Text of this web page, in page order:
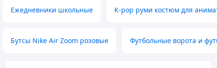
Ежедневники школьные K-pop руми костюм для
Бутсы Nike Air Zoom розовые Футбольные ворота и